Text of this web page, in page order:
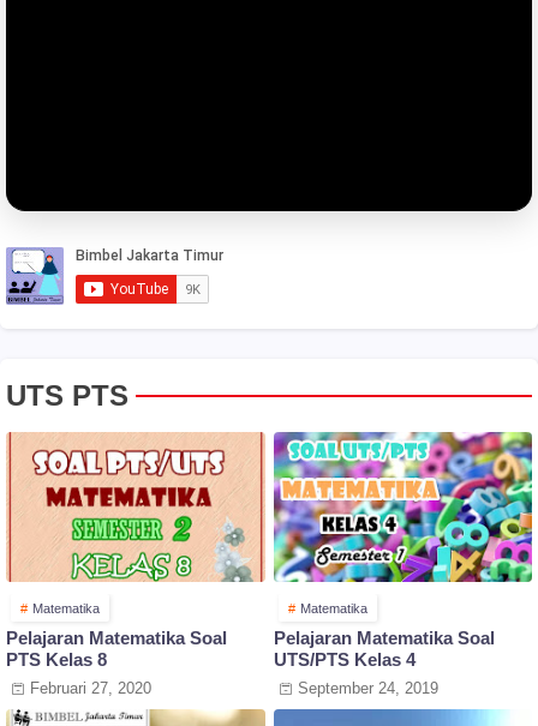
UTS PTS
Matematika
Pelajaran Matematika Soal
PTS Kelas 8
Februari 27, 2020
Matematika
Pelajaran Matematika Soal
UTS/PTS Kelas 4
September 24, 2019